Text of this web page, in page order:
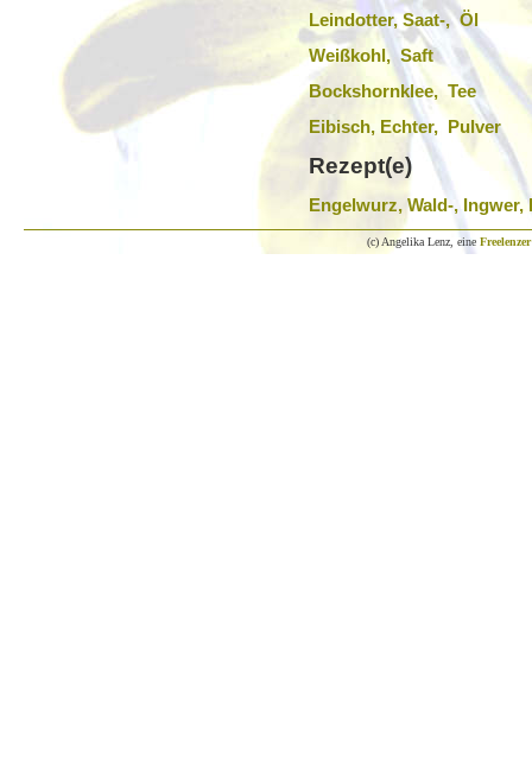
Leindotter, Saat-, Öl
Weißkohl, Saft
Bockshornklee, Tee
Eibisch, Echter, Pulver
Rezept(e)
Engelwurz, Wald-,
(c) Angelika Lenz, eine Freelenzer